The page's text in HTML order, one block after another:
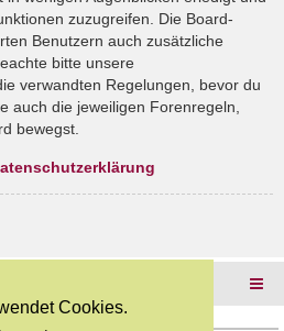
Cookies.
zuzugreifen. Die Board-
Benutzern auch zusätzliche
bitte unsere
verwandten Regelungen, bevor du
auch die jeweiligen Forenregeln,
bewegst.